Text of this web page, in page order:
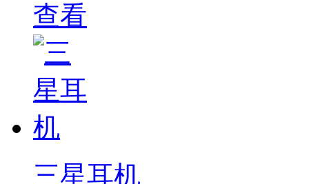
查看
三星耳机